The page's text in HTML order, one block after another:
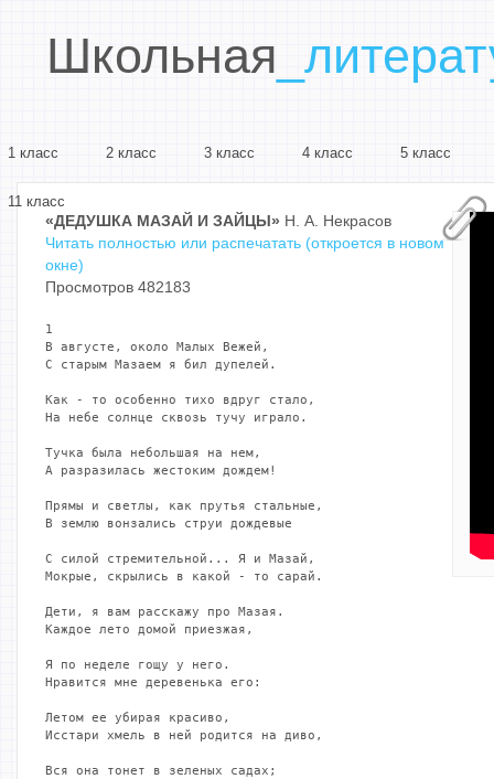
Школьная
1 класс 2 класс 3 класс 4 класс 5 класс
11 класс
«ДЕДУШКА МАЗАЙ И ЗАЙЦЫ» Н. А. Некрасов
Читать полностью или распечатать (откроется в новом
окне)
Просмотров 482183
1
В августе, около Малых Вежей,
С старым Мазаем я бил дупелей.
Как - то особенно тихо вдруг стало,
На небе солнце сквозь тучу играло.
Тучка была небольшая на нем,
А разразилась жестоким дождем!
Прямы и светлы, как прутья стальные,
В землю вонзались струи дождевые
С силой стремительной... Я и Мазай,
Мокрые, скрылись в какой - то сарай.
Дети, я вам расскажу про Мазая.
Каждое лето домой приезжая,
Я по неделе гощу у него.
Нравится мне деревенька его:
Летом ее убирая красиво,
Исстари хмель в ней родится на диво,
Вся она тонет в зеленых садах;